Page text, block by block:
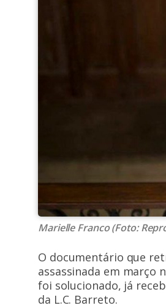
Marielle Franco (Foto:
O documentário que
assassinada em março
foi solucionado, já
da L.C. Barreto.